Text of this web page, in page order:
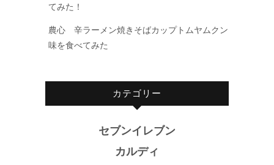
てみた！
農心 辛ラーメン焼きそばカップトムヤムクン
味を食べてみた
カテゴリー
セブンイレブン
カルディ